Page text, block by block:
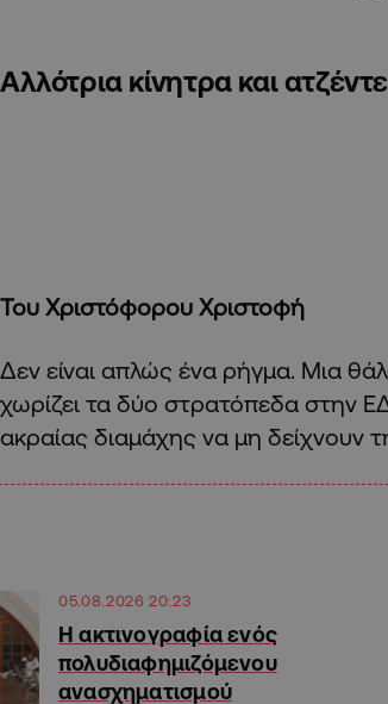
Αλλότρια κίνητρα και
Του Χριστόφορου Χριστοφή
Δεν είναι απλώς ένα ρήγμα. Μια
χωρίζει τα δύο στρατόπεδα στην
ακραίας διαμάχης να μη δείχνουν
05.08.2026 20:23
Η ακτινογραφία ενός
πολυδιαφημιζόμενου
ανασχηματισμού